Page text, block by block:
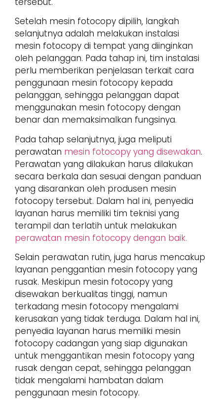
Setelah mesin fotocopy dipilih, langkah
selanjutnya adalah melakukan instalasi
mesin fotocopy di tempat yang diinginkan
oleh pelanggan. Pada tahap ini, tim instalasi
perlu memberikan penjelasan terkait cara
penggunaan mesin fotocopy kepada
pelanggan, sehingga pelanggan dapat
menggunakan mesin fotocopy dengan
benar dan memaksimalkan fungsinya.
Pada tahap selanjutnya, juga meliputi
perawatan mesin fotocopy yang disewakan.
Perawatan yang dilakukan harus dilakukan
secara berkala dan sesuai dengan panduan
yang disarankan oleh produsen mesin
fotocopy tersebut. Dalam hal ini, penyedia
layanan harus memiliki tim teknisi yang
terampil dan terlatih untuk melakukan
perawatan mesin fotocopy dengan baik.
Selain perawatan rutin, juga harus mencakup
layanan penggantian mesin fotocopy yang
rusak. Meskipun mesin fotocopy yang
disewakan berkualitas tinggi, namun
terkadang mesin fotocopy mengalami
kerusakan yang tidak terduga. Dalam hal ini,
penyedia layanan harus memiliki mesin
fotocopy cadangan yang siap digunakan
untuk menggantikan mesin fotocopy yang
rusak dengan cepat, sehingga pelanggan
tidak mengalami hambatan dalam
penggunaan mesin fotocopy.